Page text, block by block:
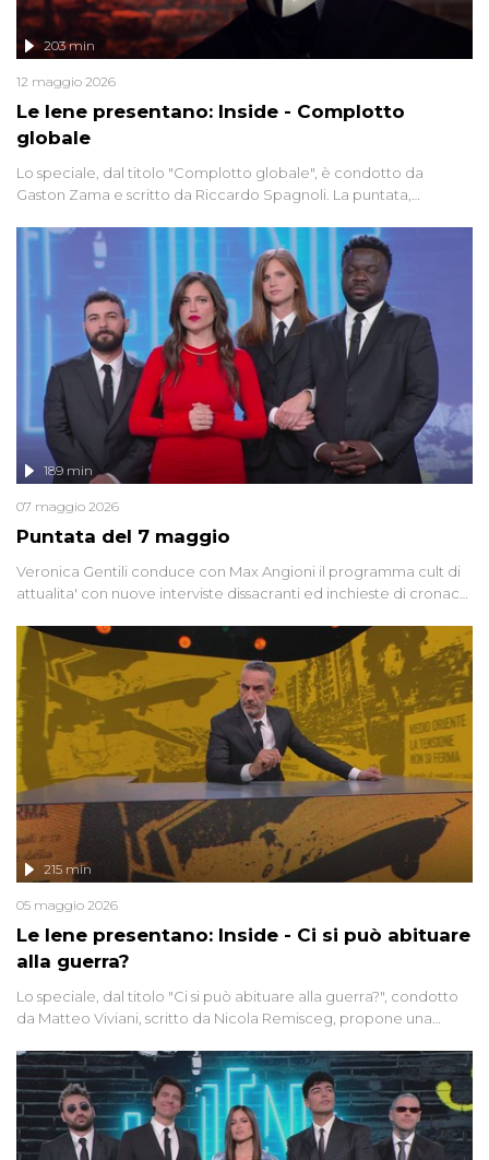
Le Iene presentano: Inside - Complotto
globale
203 min
12 maggio 2026
Lo speciale, dal titolo "Complotto globale", è condotto da
Gaston Zama e scritto da Riccardo Spagnoli. La puntata,
racconta l'universo delle narrazioni alternative, dei sospetti
globali e del complottismo che negli ultimi anni hanno invaso
social network, talk show, piazze digitali e immaginario collettivo.
Puntata del 7 maggio
189 min
07 maggio 2026
Veronica Gentili conduce con Max Angioni il programma cult di
attualita' con nuove interviste dissacranti ed inchieste di cronaca
Le Iene presentano: Inside - Ci si può abituare
alla guerra?
215 min
05 maggio 2026
Lo speciale, dal titolo "Ci si può abituare alla guerra?", condotto
da Matteo Viviani, scritto da Nicola Remisceg, propone una
di settore - su quanto la guerra sia diventata una realtà pervasiva.
Anche se l'Italia non è direttamente coinvolta in conflitti armati, il
contesto globale rende impossibile considerarla un fenomeno
lontano.